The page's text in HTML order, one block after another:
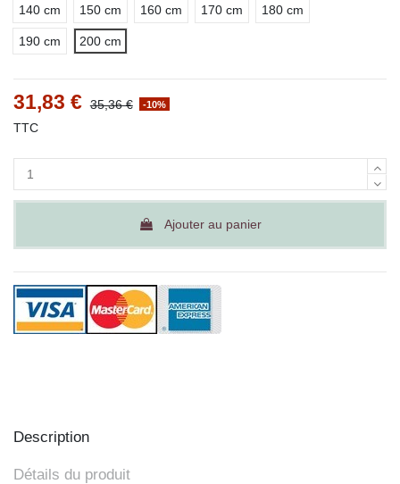
140 cm 150 cm 160 cm 170 cm 180 cm
190 cm 200 cm
31,83 € 35,36 € -10%
TTC
Ajouter au panier
Description
Détails du produit